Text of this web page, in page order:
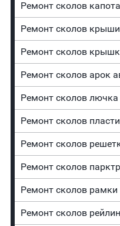
Ремонт сколов капота
Ремонт сколов
Ремонт сколов
Ремонт сколов арок
Ремонт сколов лючка
Ремонт сколов
Ремонт сколов
Ремонт сколов
Ремонт сколов
Ремонт сколов